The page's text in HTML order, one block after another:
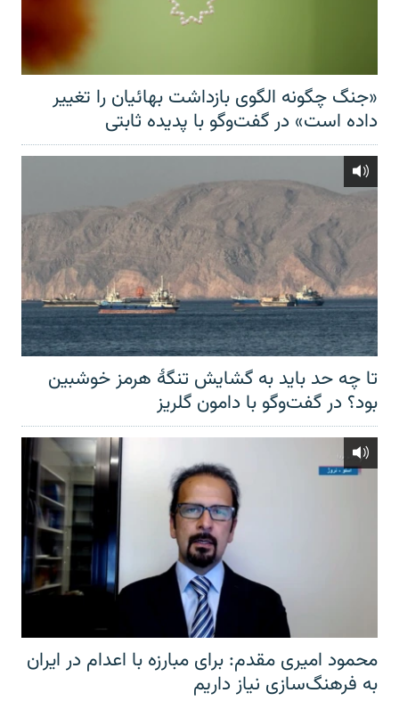
«جنگ چگونه الگوی بازداشت بهائیان را تغییر
داده است» در گفت‌وگو با پدیده ثابتی
تا چه حد باید به گشایش تنگهٔ هرمز خوشبین
بود؟ در گفت‌وگو با دامون گلریز
محمود امیری مقدم: برای مبارزه با اعدام در ایران
به فرهنگ‌سازی نیاز داریم